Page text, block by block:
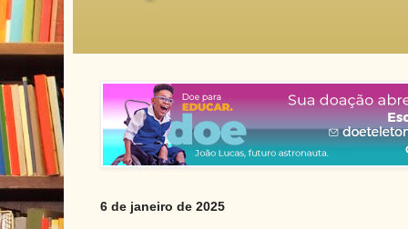
6 de janeiro de 2025